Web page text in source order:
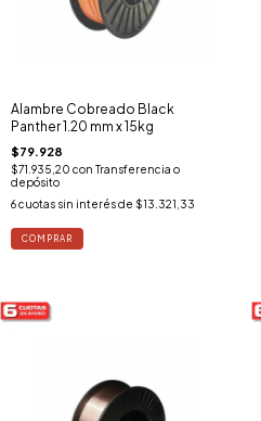
Alambre Cobreado Black
Panther 1.20 mm x 15kg
$79.928
$71.935,20 con Transferencia o
depósito
6cuotas sin interés de $13.321,33